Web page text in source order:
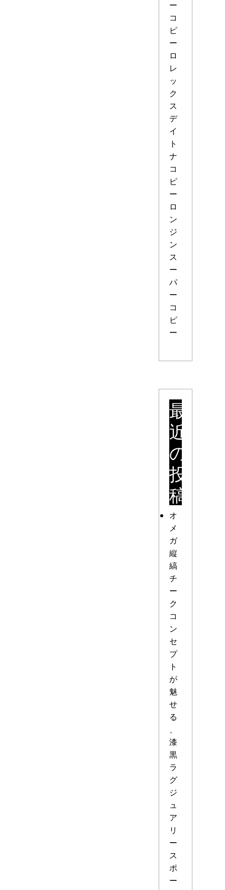
ー
コ
ピ
ー
ロ
レ
ッ
ク
ス
デ
イ
ト
ナ
コ
ピ
ー
ロ
ン
ジ
ン
ス
ー
パ
ー
コ
ピ
ー
最
近
の
投
稿
オ
メ
ガ
縦
縞
チ
ー
ク
コ
ン
セ
プ
ト
が
魅
せ
る
漆
黒
ラ
グ
ジ
ュ
ア
リ
ー
ス
ポ
ー